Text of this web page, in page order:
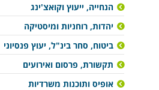
הנחייה, ייעוץ וקואצ'ינג
יהדות, רוחניות ומיסטיקה
ביטוח, סחר בינ"ל, יעוץ פנסיוני
תקשורת, פרסום ואירועים
אופיס ותוכנות משרדיות